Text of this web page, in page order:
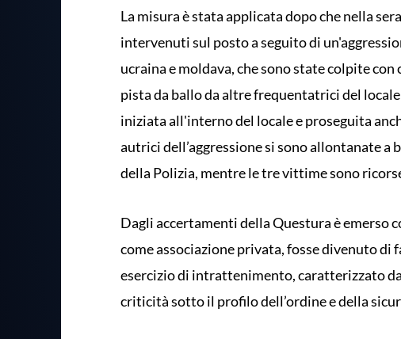
La misura è stata applicata dopo che nella
intervenuti sul posto a seguito di
ucraina e moldava, che sono state colpite
pista da ballo da altre frequentatrici del
iniziata all'interno del locale e proseguita
autrici dell’aggressione si sono allontanate a
della Polizia, mentre le tre vittime sono
Dagli accertamenti della Questura è emerso
come associazione privata, fosse divenuto
esercizio di intrattenimento, caratterizzato
criticità sotto il profilo dell’ordine e della